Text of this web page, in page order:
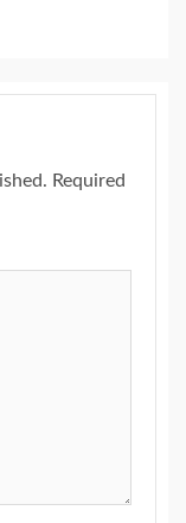
Required